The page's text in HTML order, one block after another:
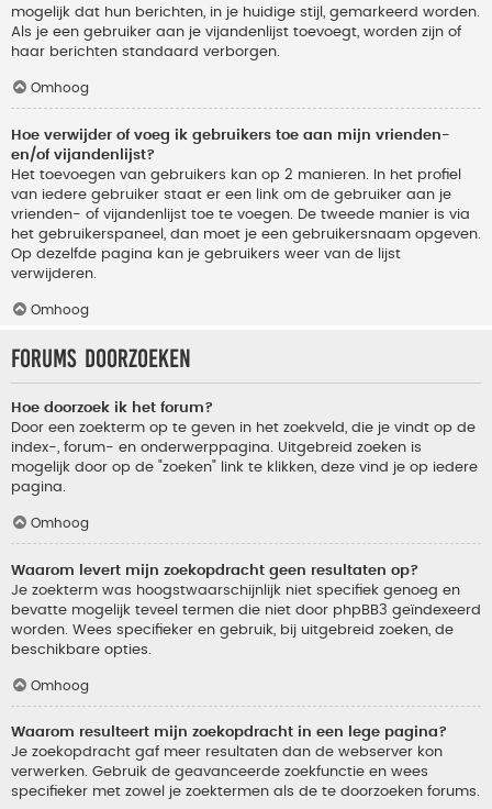
mogelijk dat hun berichten, in je huidige stijl, gemarkeerd worden.
Als je een gebruiker aan je vijandenlijst toevoegt, worden zijn of
haar berichten standaard verborgen.
Omhoog
Hoe verwijder of voeg ik gebruikers toe aan mijn vrienden-
en/of vijandenlijst?
Het toevoegen van gebruikers kan op 2 manieren. In het profiel
van iedere gebruiker staat er een link om de gebruiker aan je
vrienden- of vijandenlijst toe te voegen. De tweede manier is via
het gebruikerspaneel, dan moet je een gebruikersnaam opgeven.
Op dezelfde pagina kan je gebruikers weer van de lijst
verwijderen.
Omhoog
Forums doorzoeken
Hoe doorzoek ik het forum?
Door een zoekterm op te geven in het zoekveld, die je vindt op de
index-, forum- en onderwerppagina. Uitgebreid zoeken is
mogelijk door op de "zoeken" link te klikken, deze vind je op iedere
pagina.
Omhoog
Waarom levert mijn zoekopdracht geen resultaten op?
Je zoekterm was hoogstwaarschijnlijk niet specifiek genoeg en
bevatte mogelijk teveel termen die niet door phpBB3 geïndexeerd
worden. Wees specifieker en gebruik, bij uitgebreid zoeken, de
beschikbare opties.
Omhoog
Waarom resulteert mijn zoekopdracht in een lege pagina?
Je zoekopdracht gaf meer resultaten dan de webserver kon
verwerken. Gebruik de geavanceerde zoekfunctie en wees
specifieker met zowel je zoektermen als de te doorzoeken forums.